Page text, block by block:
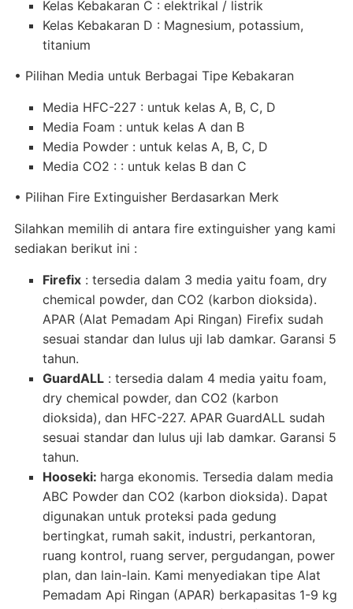
Kelas Kebakaran C : elektrikal / listrik
Kelas Kebakaran D : Magnesium, potassium,
titanium
• Pilihan Media untuk Berbagai Tipe Kebakaran
Media HFC-227 : untuk kelas A, B, C, D
Media Foam : untuk kelas A dan B
Media Powder : untuk kelas A, B, C, D
Media CO2 : : untuk kelas B dan C
• Pilihan Fire Extinguisher Berdasarkan Merk
Silahkan memilih di antara fire extinguisher yang kami
sediakan berikut ini :
Firefix: tersedia dalam 3 media yaitu foam, dry
chemical powder, dan CO2 (karbon dioksida).
APAR (Alat Pemadam Api Ringan) Firefix sudah
sesuai standar dan lulus uji lab damkar. Garansi 5
tahun.
GuardALL: tersedia dalam 4 media yaitu foam,
dry chemical powder, dan CO2 (karbon
dioksida), dan HFC-227. APAR GuardALL sudah
sesuai standar dan lulus uji lab damkar. Garansi 5
tahun.
Hooseki: harga ekonomis. Tersedia dalam media
ABC Powder dan CO2 (karbon dioksida). Dapat
digunakan untuk proteksi pada gedung
bertingkat, rumah sakit, industri, perkantoran,
ruang kontrol, ruang server, pergudangan, power
plan, dan lain-lain. Kami menyediakan tipe Alat
Pemadam Api Ringan (APAR) berkapasitas 1-9 kg